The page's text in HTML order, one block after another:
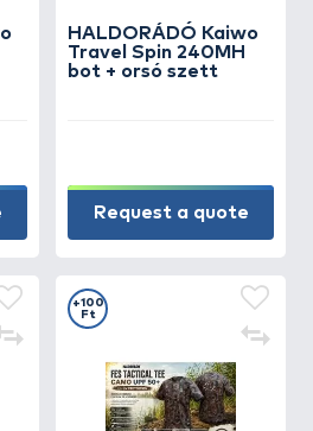
HALDORÁDÓ Kaiwo
Travel Spin 240MH
bot + orsó szett
Request a quote
+100
Ft